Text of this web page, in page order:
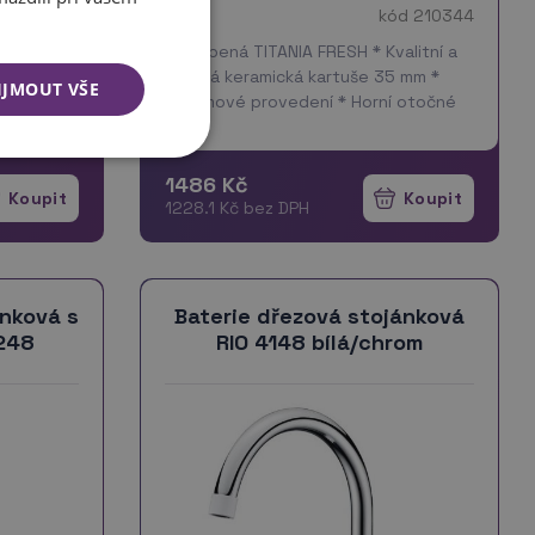
210348
kód 210344
* Oblíbená TITANIA FRESH * Kvalitní a
odolná keramická kartuše 35 mm *
Chromové provedení * Horní otočné
výtokové ramínko v délce 230 mm *
Servis až do domu * Parametry: Výška
34…více
1486 Kč
1228.1 Kč bez DPH
s
Baterie dřezová stojánková
RIO 4148 bílá/chrom
VŠE